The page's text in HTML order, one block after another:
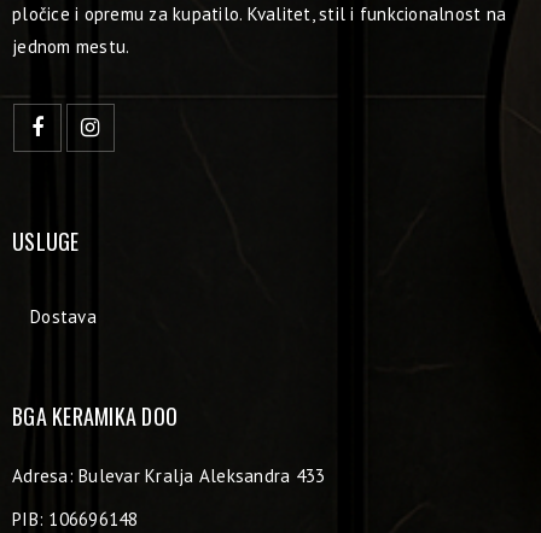
pločice i opremu za kupatilo. Kvalitet, stil i funkcionalnost na
jednom mestu.
USLUGE
Dostava
BGA KERAMIKA DOO
Adresa: Bulevar Kralja Aleksandra 433
PIB: 106696148